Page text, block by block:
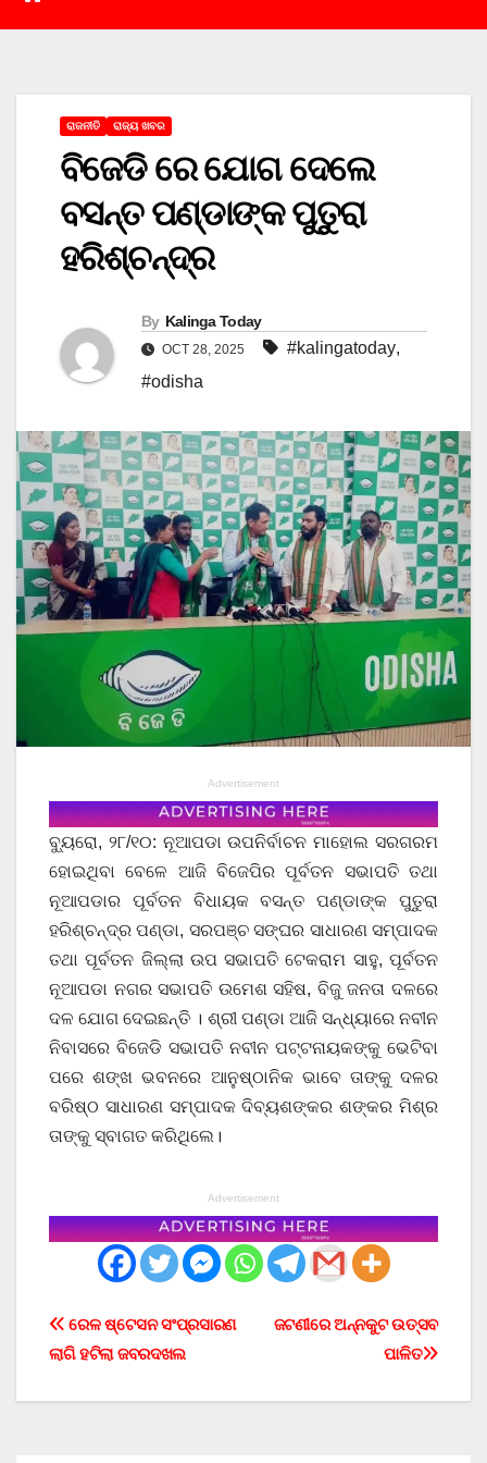
ରାଜନୀତି ରାଜ୍ୟ ଖବର
ବିଜେଡି ରେ ଯୋଗ ଦେଲେ
ବସନ୍ତ ପଣ୍ଡାଙ୍କ ପୁତୁରା
ହରିଶ୍ଚନ୍ଦ୍ର
By Kalinga Today
OCT 28, 2025 #kalingatoday,
#odisha
Advertisement
ବ୍ୟୁରୋ, ୨୮/୧୦: ନୂଆପଡା ଉପନିର୍ବାଚନ ମାହୋଲ ସରଗରମ
ହୋଇଥିବା ବେଳେ ଆଜି ବିଜେପିର ପୂର୍ବତନ ସଭାପତି ତଥା
ନୂଆପଡାର ପୂର୍ବତନ ବିଧାୟକ ବସନ୍ତ ପଣ୍ଡାଙ୍କ ପୁତୁରା
ହରିଶ୍ଚନ୍ଦ୍ର ପଣ୍ଡା, ସରପଞ୍ଚ ସଙ୍ଘର ସାଧାରଣ ସମ୍ପାଦକ
ତଥା ପୂର୍ବତନ ଜିଲ୍ଲା ଉପ ସଭାପତି ଟେକରାମ ସାହୁ, ପୂର୍ବତନ
ନୂଆପଡା ନଗର ସଭାପତି ଉମେଶ ସହିଷ, ବିଜୁ ଜନତା ଦଳରେ
ଦଳ ଯୋଗ ଦେଇଛନ୍ତି । ଶ୍ରୀ ପଣ୍ଡା ଆଜି ସନ୍ଧ୍ୟାରେ ନବୀନ
ନିବାସରେ ବିଜେଡି ସଭାପତି ନବୀନ ପଟ୍ଟନାୟକଙ୍କୁ ଭେଟିବା
ପରେ ଶଙ୍ଖ ଭବନରେ ଆନୁଷ୍ଠାନିକ ଭାବେ ତାଙ୍କୁ ଦଳର
ବରିଷ୍ଠ ସାଧାରଣ ସମ୍ପାଦକ ଦିବ୍ୟଶଙ୍କର ଶଙ୍କର ମିଶ୍ର
ତାଙ୍କୁ ସ୍ବାଗତ କରିଥିଲେ।
Advertisement
Post
navigation
ଜଟଣୀରେ ଅନ୍ନକୁଟ ଉତ୍ସବ
ପାଳିତ
ରେଳ ଷ୍ଟେସନ ସଂପ୍ରସାରଣ
ଲାଗି ହଟିଲା ଜବରଦଖଲ